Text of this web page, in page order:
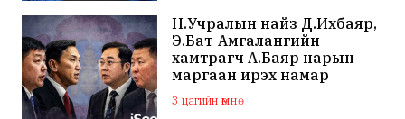
Н.Учралын найз Д.Ихбаяр,
Э.Бат-Амгалангийн
хамтрагч А.Баяр нарын
маргаан ирэх намар
нийслэлийн МАН дахин
хагарахыг харуулж байна
3 цагийн өмнө